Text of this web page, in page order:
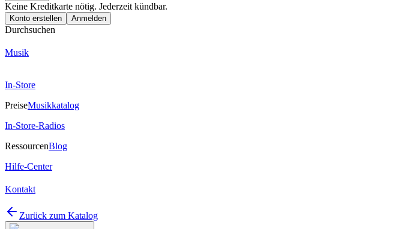
Keine Kreditkarte nötig. Jederzeit kündbar.
Konto erstellen Anmelden
Durchsuchen
Musik
In-Store
PreiseMusikkatalog
In-Store-Radios
RessourcenBlog
Hilfe-Center
Kontakt
Zurück zum Katalog